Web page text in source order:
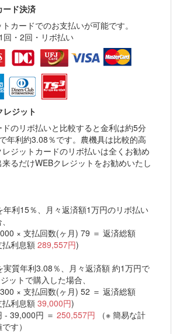
ード決済
カードでのお支払いが可能です。
回・2回・リボ払い
ジット
のリボ払いと比較すると金利は約5分
年利約3.08％です。農機具は比較的高
ジットカードのリボ払いは全くお勧め
るだけWEBクレジットをお勧めいたし
年利15％、月々返済額1万円のリボ払い
× 支払回数(ヶ月) 79 ＝ 返済総額
利息額289,557円)
実質年利3.08％、月々返済額 約1万円で
ットで購入した場合、
× 支払回数(ヶ月) 52 ＝ 返済総額
利息額39,000円)
- 39,000円 ＝ 250,557円 （※ 簡易な計
す）